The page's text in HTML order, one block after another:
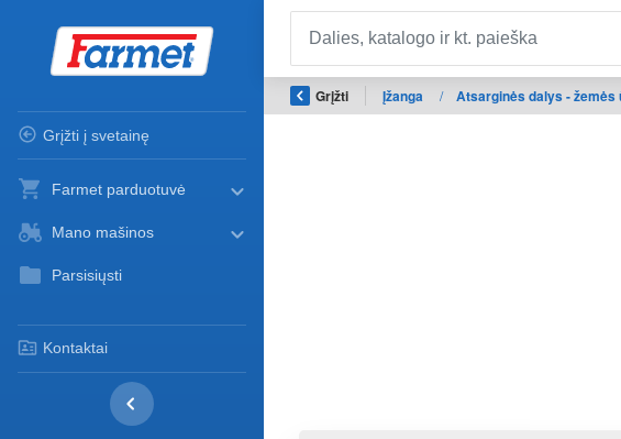
Grįžti į svetainę
Farmet parduotuvė
Mano mašinos
Parsisiųsti
Kontaktai
Grįžti Įžanga / Atsarginės dalys - žemės